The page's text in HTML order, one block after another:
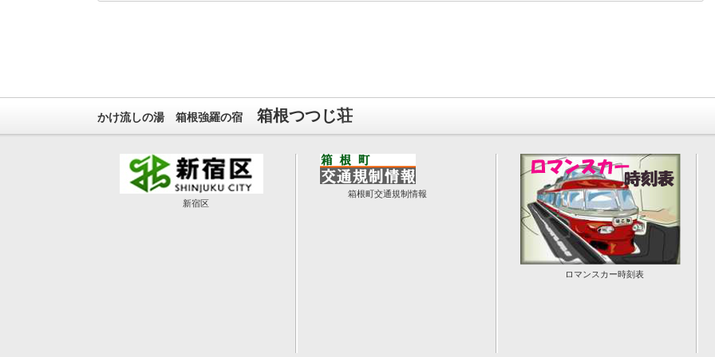
かけ流しの湯 箱根強羅の宿 箱根つつじ荘
新宿区
箱根町交通規制情報
ロマンスカー時刻表